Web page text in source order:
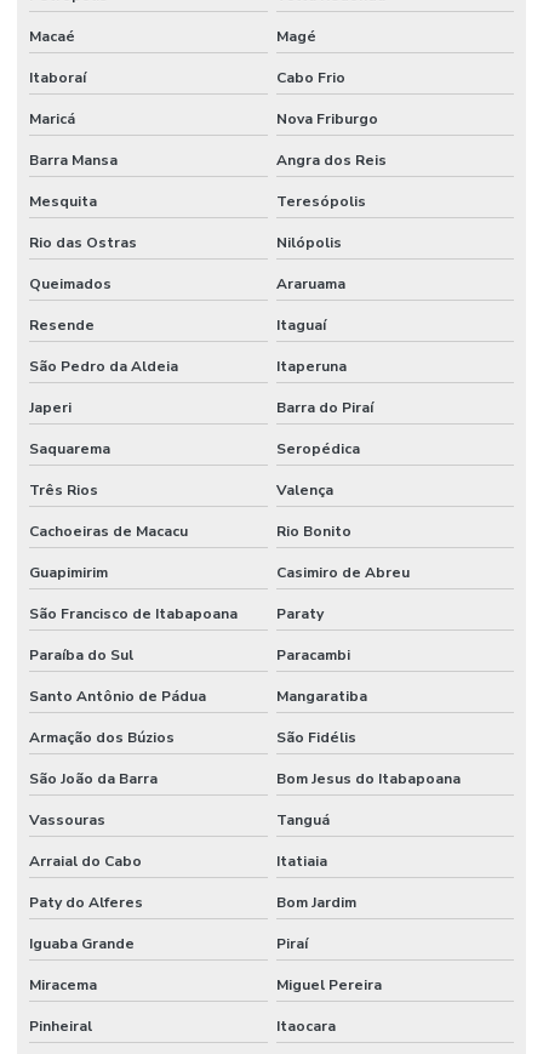
Macaé Magé
Itaboraí Cabo Frio
Maricá Nova Friburgo
Barra Mansa Angra dos Reis
Mesquita Teresópolis
Rio das Ostras Nilópolis
Queimados Araruama
Resende Itaguaí
São Pedro da Aldeia Itaperuna
Japeri Barra do Piraí
Saquarema Seropédica
Três Rios Valença
Cachoeiras de Macacu Rio Bonito
Guapimirim Casimiro de Abreu
São Francisco de Itabapoana Paraty
Paraíba do Sul Paracambi
Santo Antônio de Pádua Mangaratiba
Armação dos Búzios São Fidélis
São João da Barra Bom Jesus do Itabapoana
Vassouras Tanguá
Arraial do Cabo Itatiaia
Paty do Alferes Bom Jardim
Iguaba Grande Piraí
Miracema Miguel Pereira
Pinheiral Itaocara